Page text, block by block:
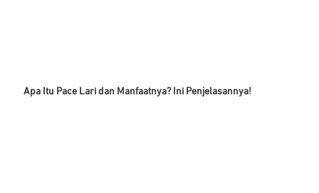
Apa Itu Pace Lari dan Manfaatnya? Ini Penjelasannya!